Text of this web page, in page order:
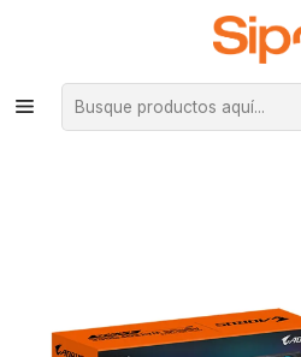
¡Compra hasta mediodía y recibe hoy! De
Santiago. Envío gratis desde $29.990
Inicio Componentes PC Cooler
Refrigeración Líquida Aorus